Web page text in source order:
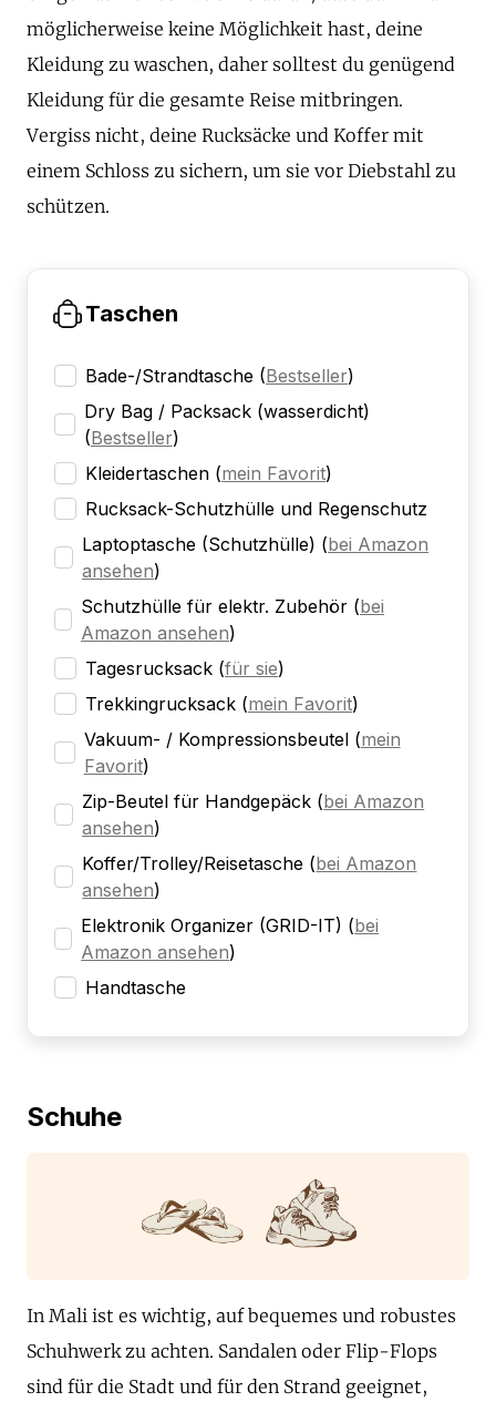
möglicherweise keine Möglichkeit hast, deine
Kleidung zu waschen, daher solltest du genügend
Kleidung für die gesamte Reise mitbringen.
Vergiss nicht, deine Rucksäcke und Koffer mit
einem Schloss zu sichern, um sie vor Diebstahl zu
schützen.
Taschen
Bade-/Strandtasche (Bestseller)
Dry Bag / Packsack (wasserdicht)
(Bestseller)
Kleidertaschen (mein Favorit)
Rucksack-Schutzhülle und Regenschutz
Laptoptasche (Schutzhülle) (bei Amazon
ansehen)
Schutzhülle für elektr. Zubehör (bei
Amazon ansehen)
Tagesrucksack (für sie)
Trekkingrucksack (mein Favorit)
Vakuum- / Kompressionsbeutel (mein
Favorit)
Zip-Beutel für Handgepäck (bei Amazon
ansehen)
Koffer/Trolley/Reisetasche (bei Amazon
ansehen)
Elektronik Organizer (GRID-IT) (bei
Amazon ansehen)
Handtasche
Schuhe
In Mali ist es wichtig, auf bequemes und robustes
Schuhwerk zu achten. Sandalen oder Flip-Flops
sind für die Stadt und für den Strand geeignet,